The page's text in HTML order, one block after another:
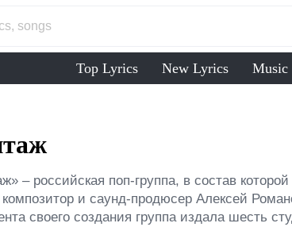
Top Lyrics New Lyrics Music
– российская поп-группа, в состав
композитор и саунд-продюсер Алексей
своего создания группа издала шесть